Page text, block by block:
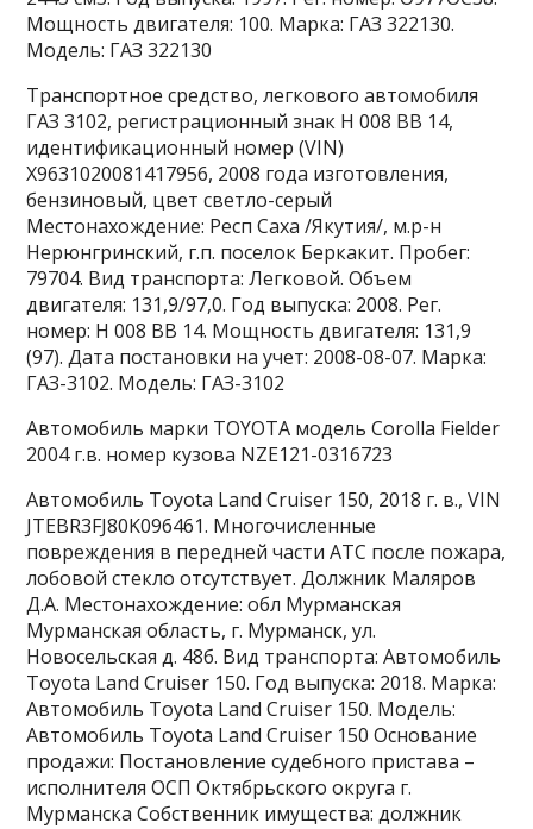
Мощность двигателя: 100. Марка: ГАЗ 322130.
Модель: ГАЗ 322130
Транспортное средство, легкового автомобиля
ГАЗ 3102, регистрационный знак Н 008 ВВ 14,
идентификационный номер (VIN)
X9631020081417956, 2008 года изготовления,
бензиновый, цвет светло-серый
Местонахождение: Респ Саха /Якутия/, м.р-н
Нерюнгринский, г.п. поселок Беркакит. Пробег:
79704. Вид транспорта: Легковой. Объем
двигателя: 131,9/97,0. Год выпуска: 2008. Рег.
номер: Н 008 ВВ 14. Мощность двигателя: 131,9
(97). Дата постановки на учет: 2008-08-07. Марка:
ГАЗ-3102. Модель: ГАЗ-3102
Автомобиль марки TOYOTA модель Corolla Fielder
2004 г.в. номер кузова NZE121-0316723
Автомобиль Toyota Land Cruiser 150, 2018 г. в., VIN
JTEBR3FJ80K096461. Многочисленные
повреждения в передней части АТС после пожара,
лобовой стекло отсутствует. Должник Маляров
Д.А. Местонахождение: обл Мурманская
Мурманская область, г. Мурманск, ул.
Новосельская д. 48б. Вид транспорта: Автомобиль
Toyota Land Cruiser 150. Год выпуска: 2018. Марка:
Автомобиль Toyota Land Cruiser 150. Модель:
Автомобиль Toyota Land Cruiser 150 Основание
продажи: Постановление судебного пристава –
исполнителя ОСП Октябрьского округа г.
Мурманска Собственник имущества: должник